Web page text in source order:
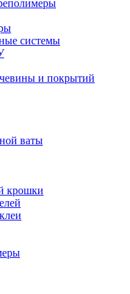
системы
и покрытий
ваты
крошки